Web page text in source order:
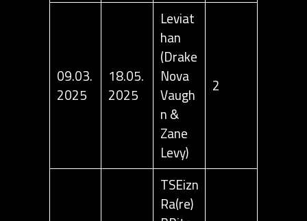
09.03.
2025
18.05.
2025
Leviat
han
(Drake
Nova
Vaugh
n &
Zane
Levy)
2
TSEizn
Ra(re)